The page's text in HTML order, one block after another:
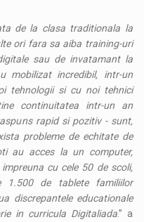
de la clasa traditionala la
ori fara sa aiba training-uri
sau de invatamant la
mobilizat incredibil, intr-un
tehnologii si cu noi tehnici
continuitatea intr-un an
rapid si pozitiv - sunt,
probleme de echitate de
au acces la un computer,
cu cele 50 de scoli,
1.500 de tablete familiilor
discrepantele educationale
in curricula Digitaliada.” a